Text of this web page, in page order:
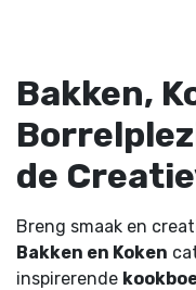
Bakken,
de
Breng smaak en
Bakken en Koken
inspirerende